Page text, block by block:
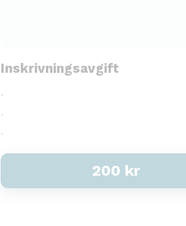
Inskrivningsavgift
.
.
.
200 kr